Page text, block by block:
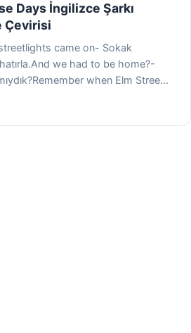
Days İngilizce Şarkı
Çevirisi
came on- Sokak
hatırla.And we had to be home?-
when Elm Stree...